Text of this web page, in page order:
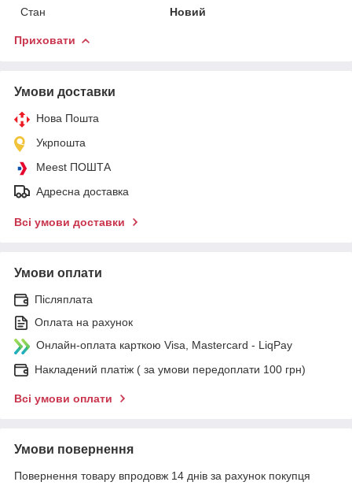
Стан
Новий
Приховати
Умови доставки
Нова Пошта
Укрпошта
Meest ПОШТА
Адресна доставка
Всі умови доставки
Умови оплати
Післяплата
Оплата на рахунок
Онлайн-оплата карткою Visa, Mastercard - LiqPay
Накладений платіж ( за умови передоплати 100 грн)
Всі умови оплати
Умови повернення
Повернення товару впродовж 14 днів за рахунок покупця